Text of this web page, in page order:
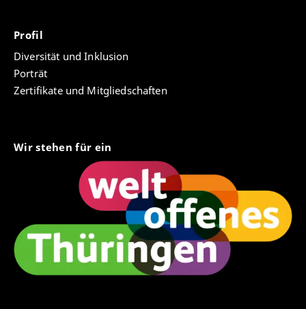
Profil
Diversität und Inklusion
Porträt
Zertifikate und Mitgliedschaften
Wir stehen für ein